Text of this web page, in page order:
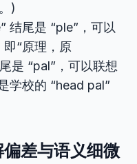
)
结尾是 “ple”，可以
“原理，原
是 “pal”，可以联想
学校的 “head pal”
差与语义细微